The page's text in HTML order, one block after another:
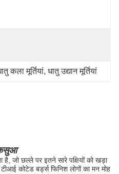
कला मूर्तियां, धातु उद्यान मूर्तियां
जो छल्ले पर इतने सारे पक्षियों को खड़ा
कोटेड बर्ड्स फिनिश लोगों का मन मोह